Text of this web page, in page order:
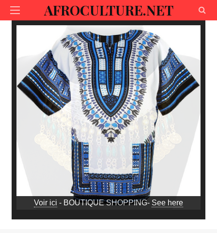
AFROCULTURE.NET
Voir ici - BOUTIQUE SHOPPING- See here